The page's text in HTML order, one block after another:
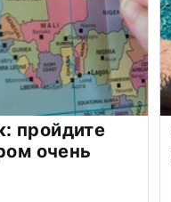
пройдите
очень